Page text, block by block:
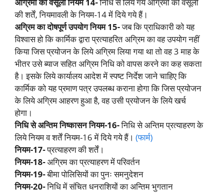
अग्रिमों की वसूली नियम 14-निधि से लिये गये अग्रिमों की वसूली
की शर्तें, नियमावली के नियम-14 में दिये गये हैं।
अग्रिम का दोषपूर्ण उपयोग नियम 15-जब कि प्राधिकारी को यह
विश्वास हो कि कार्मिक द्वारा प्रत्याहरित अग्रिम का वह उपयोग नहीं
किया जिस प्रयोजन के लिये अग्रिम लिया गया था तो वह 3 माह के
भीतर उसे ब्याज सहित अग्रिम निधि को वापस करने का कह सकता
है। इसके लिये कार्यालय आदेश में स्पष्ट निर्देश जाने चाहिए कि
कार्मिक को यह प्रमाण पत्र उपलब्ध कराना होगा कि जिस प्रयोजन
के लिये अग्रिम आहरण हुआ है, वह उसी प्रयोजन के लिये खर्च
होगा।
निधि से अन्तिम निष्कासन नियम-16-निधि से अन्तिम प्रत्याहरण के
लिये नियम व शर्तें नियम-16 में दिये गये हैं। (फार्म)
नियम-17-प्रत्याहरण की शर्तें।
नियम-18-अग्रिम का प्रत्याहरण में परिवर्तन
नियम-19-बीमा पोलिसियों का पुनः समनुदेशन
नियम-20-निधि में संचित धनराशियों का अन्तिम भुगतान